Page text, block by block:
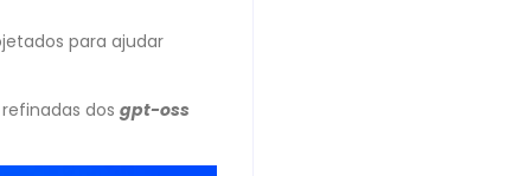
para ajudar
dos gpt-oss